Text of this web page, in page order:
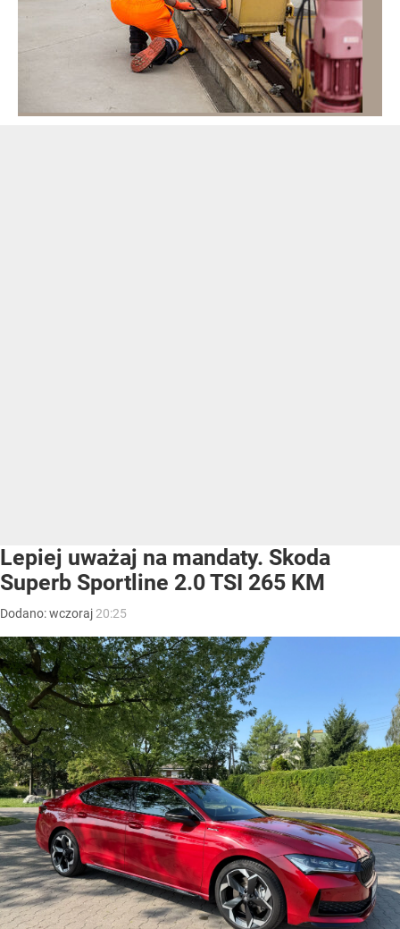
Lepiej uważaj na mandaty. Skoda
Superb Sportline 2.0 TSI 265 KM
Dodano:wczoraj 20:25